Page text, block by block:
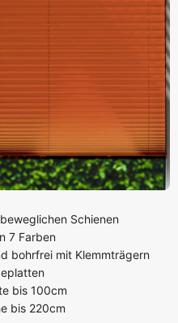
Schienen
7 Farben
bohrfrei mit Klemmträgern
bis 100cm
bis 220cm